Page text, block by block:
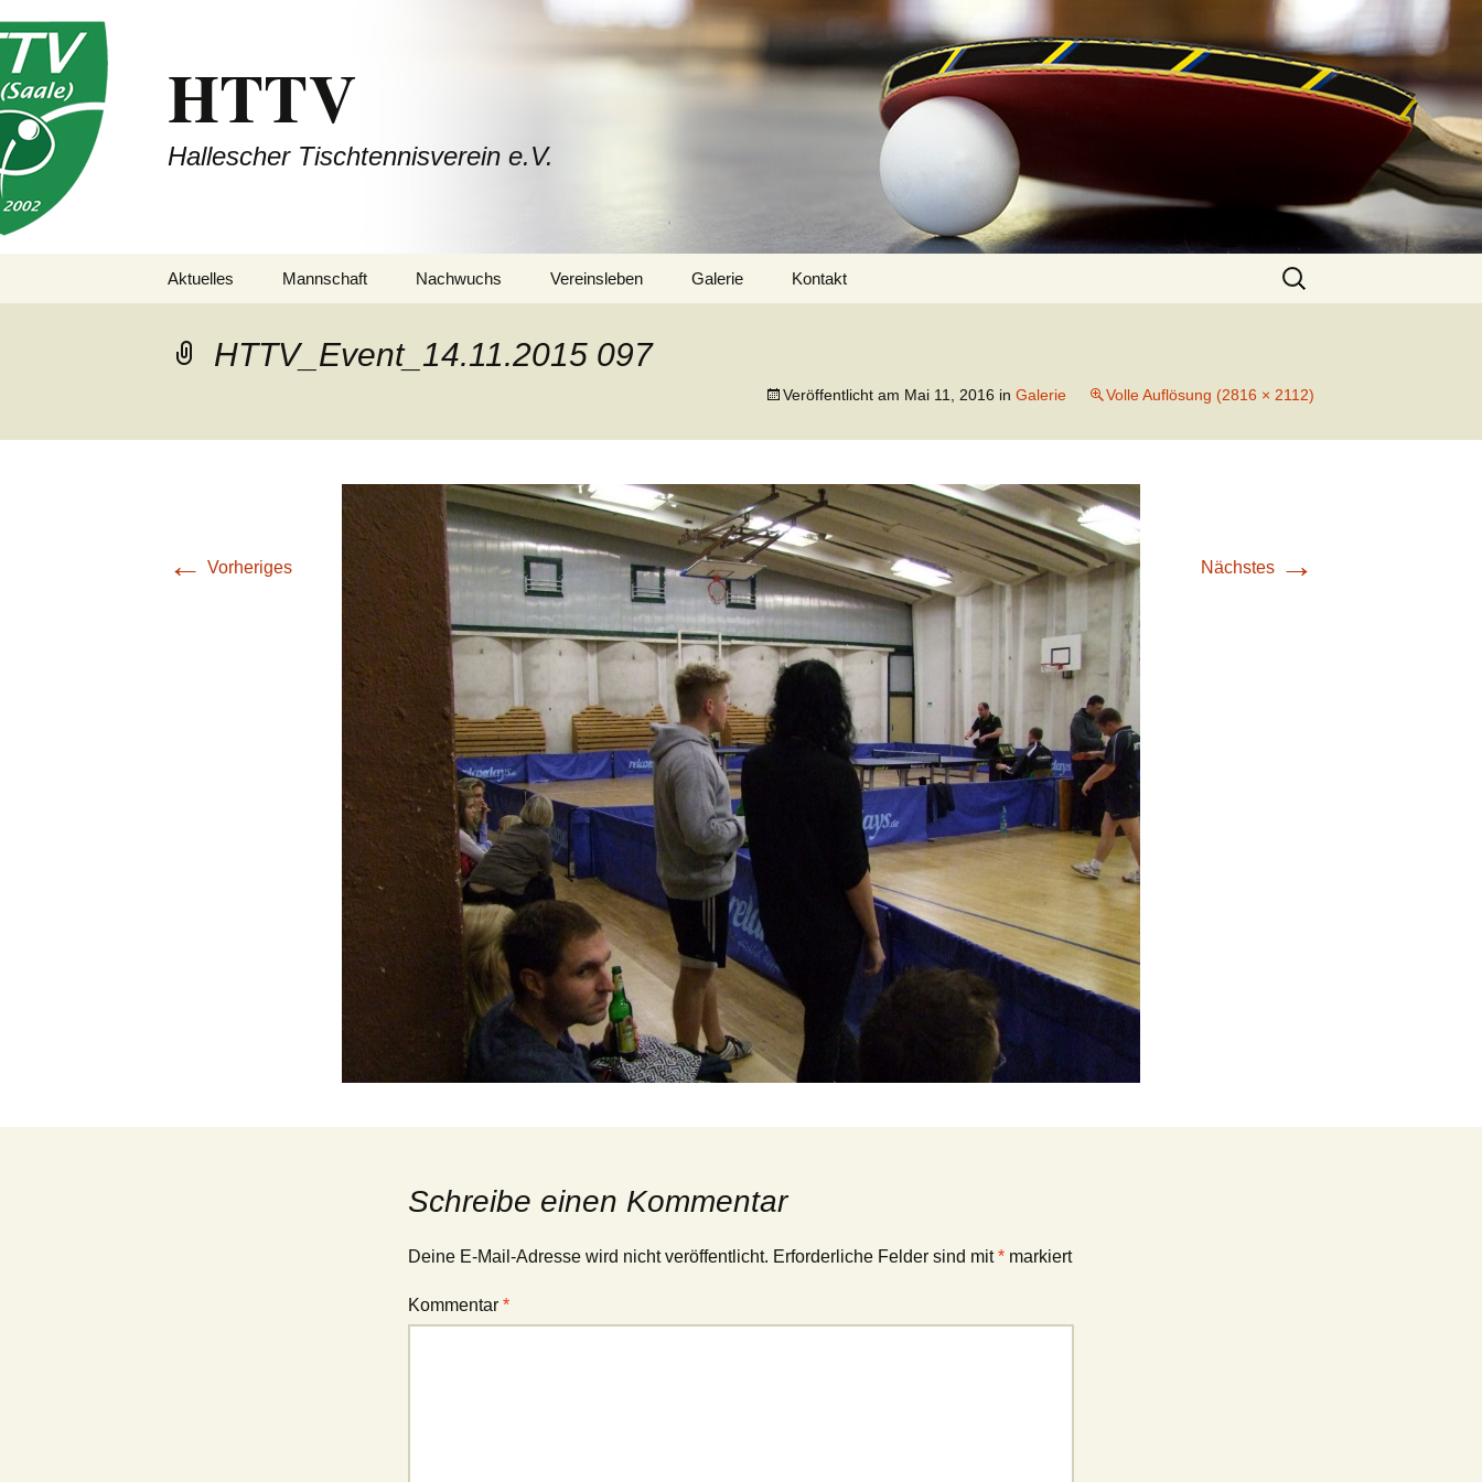
HTTV
Hallescher Tischtennisverein e.V.
Aktuelles Mannschaft
(Bezirksliga Halle /
Saalekreis / Burgenland)
Saalekreis / Burgenland)
(Bezirksliga Harz /
Mansfeld-Südharz)
4. Mannschaft
(Bezirksklasse
5. Mannschaft
(Stadtoberliga)
7. Mannschaft
(Stadtoberliga)
8. Mannschaft
(Stadtliga)
9. Mannschaft (1.
Jugend – 1. Mannschaft
(Stadtliga Jugend)
Nachwuchs Vereinsleben Galerie Kontakt
Suchen
nach:
HTTV_Event_14.11.2015 097
Veröffentlicht am Mai 11, 2016 in Galerie Volle Auflösung (2816 × 2112)
← Vorheriges Nächstes →
Schreibe einen Kommentar
Deine E-Mail-Adresse wird nicht veröffentlicht. Erforderliche Felder sind mit* markiert
Kommentar *